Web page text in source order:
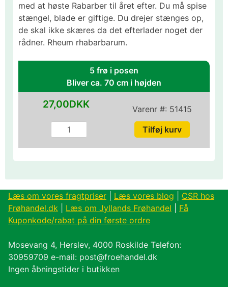
med at høste Rabarber til året efter. Du må spise
stængel, blade er giftige. Du drejer stænges op,
de skal ikke skæres da det efterlader noget der
rådner. Rheum rhabarbarum.
5 frø i posen
Bliver ca. 70 cm i højden
Varenr #: 51415
27,00DKK
Læs om vores fragtpriser Læs vores blog
CSR hos
Frøhandel.dk
Læs om Jyllands Frøhandel
Få
Kuponkode/rabat på din første ordre
Mosevang 4, Herslev, 4000 Roskilde Telefon:
30959709 e-mail: post@froehandel.dk
Ingen åbningstider i butikken